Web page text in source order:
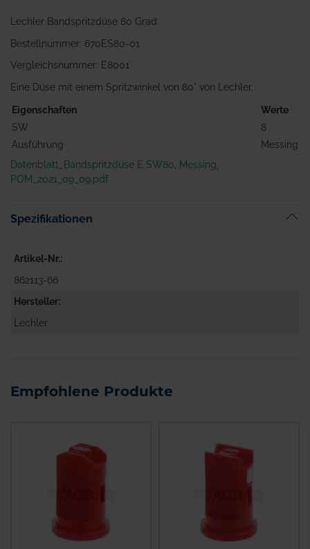
Lechler Bandspritzdüse 80 Grad
Bestellnummer: 670ES80-01
Vergleichsnummer: E8001
Eine Düse mit einem Spritzwinkel von 80° von Lechler.
Eigenschaften
Werte
SW
8
Ausführung
Messing
Datenblatt_Bandspritzdüse E SW80, Messing,
POM_2021_09_09.pdf
Spezifikationen
Artikel-Nr.
862113-66
Hersteller
Lechler
Empfohlene Produkte